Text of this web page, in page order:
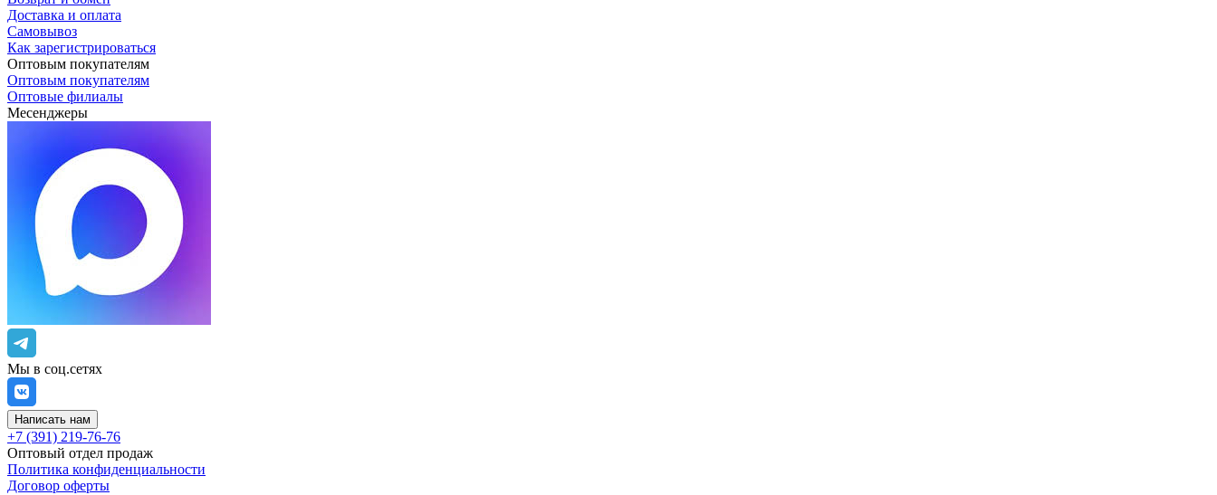
Доставка и оплата
Самовывоз
Как зарегистрироваться
Оптовым покупателям
Оптовым покупателям
Оптовые филиалы
Месенджеры
Мы в соц.сетях
Написать нам
+7 (391) 219-76-76
Оптовый отдел продаж
Политика конфиденциальности
Договор оферты